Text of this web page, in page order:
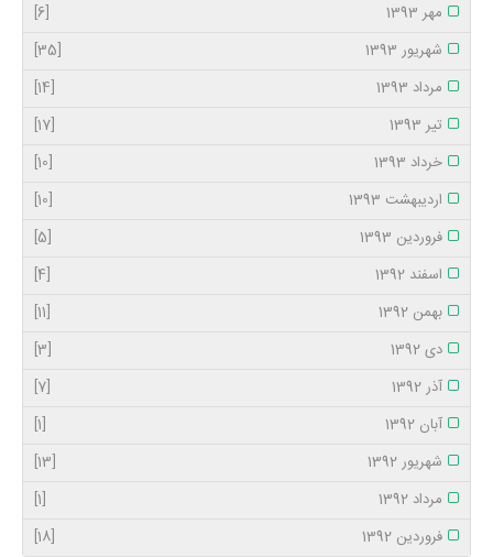
مهر 1393
[6]
شهریور 1393
[35]
مرداد 1393
[14]
تیر 1393
[17]
خرداد 1393
[10]
اردیبهشت 1393
[10]
فروردین 1393
[5]
اسفند 1392
[4]
بهمن 1392
[11]
دی 1392
[3]
آذر 1392
[7]
آبان 1392
[1]
شهریور 1392
[13]
مرداد 1392
[1]
فروردین 1392
[18]